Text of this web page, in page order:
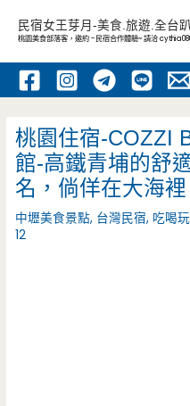
內
民宿女王芽月-美食.旅遊.全台
桃園美食部落客，邀約 -民宿合作體驗~ 請洽
桃園住宿-COZZI
館-高鐵青埔的舒
名，倘佯在大海裡
中壢美食景點, 台灣民宿, 吃喝
12